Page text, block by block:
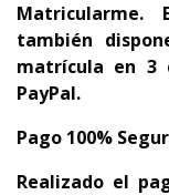
Matricularme.
también
matrícula en 3
PayPal.
Pago 100%
Realizado el